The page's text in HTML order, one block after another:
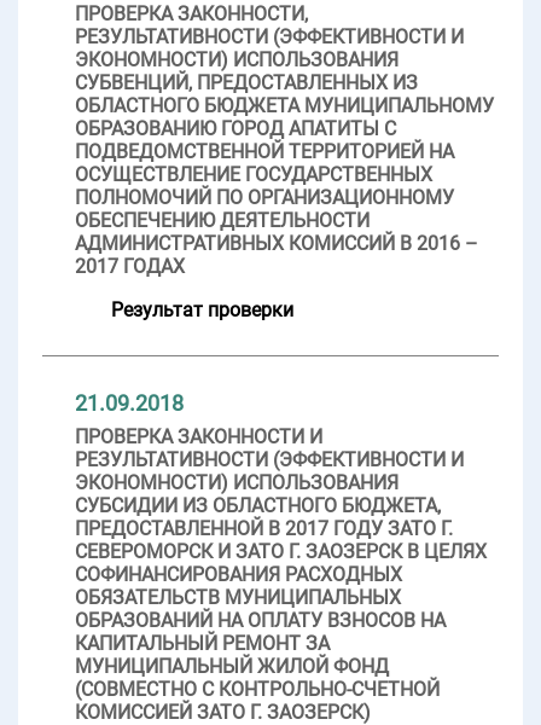
ПРОВЕРКА ЗАКОННОСТИ,
РЕЗУЛЬТАТИВНОСТИ (ЭФФЕКТИВНОСТИ И
ЭКОНОМНОСТИ) ИСПОЛЬЗОВАНИЯ
СУБВЕНЦИЙ, ПРЕДОСТАВЛЕННЫХ ИЗ
ОБЛАСТНОГО БЮДЖЕТА МУНИЦИПАЛЬНОМУ
ОБРАЗОВАНИЮ ГОРОД АПАТИТЫ С
ПОДВЕДОМСТВЕННОЙ ТЕРРИТОРИЕЙ НА
ОСУЩЕСТВЛЕНИЕ ГОСУДАРСТВЕННЫХ
ПОЛНОМОЧИЙ ПО ОРГАНИЗАЦИОННОМУ
ОБЕСПЕЧЕНИЮ ДЕЯТЕЛЬНОСТИ
АДМИНИСТРАТИВНЫХ КОМИССИЙ В 2016 –
2017 ГОДАХ
Результат проверки
21.09.2018
ПРОВЕРКА ЗАКОННОСТИ И
РЕЗУЛЬТАТИВНОСТИ (ЭФФЕКТИВНОСТИ И
ЭКОНОМНОСТИ) ИСПОЛЬЗОВАНИЯ
СУБСИДИИ ИЗ ОБЛАСТНОГО БЮДЖЕТА,
ПРЕДОСТАВЛЕННОЙ В 2017 ГОДУ ЗАТО Г.
СЕВЕРОМОРСК И ЗАТО Г. ЗАОЗЕРСК В ЦЕЛЯХ
СОФИНАНСИРОВАНИЯ РАСХОДНЫХ
ОБЯЗАТЕЛЬСТВ МУНИЦИПАЛЬНЫХ
ОБРАЗОВАНИЙ НА ОПЛАТУ ВЗНОСОВ НА
КАПИТАЛЬНЫЙ РЕМОНТ ЗА
МУНИЦИПАЛЬНЫЙ ЖИЛОЙ ФОНД
(СОВМЕСТНО С КОНТРОЛЬНО-СЧЕТНОЙ
КОМИССИЕЙ ЗАТО Г. ЗАОЗЕРСК)